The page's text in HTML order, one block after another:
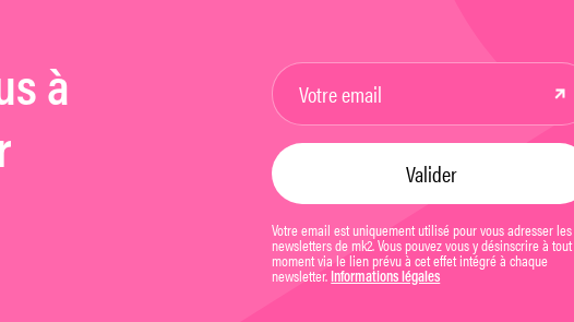
à
Votre email est uniquement utilisé pour vous adresser les
newsletters de mk2. Vous pouvez vous y désinscrire à tout
moment via le lien prévu à cet effet intégré à chaque
newsletter. Informations légales